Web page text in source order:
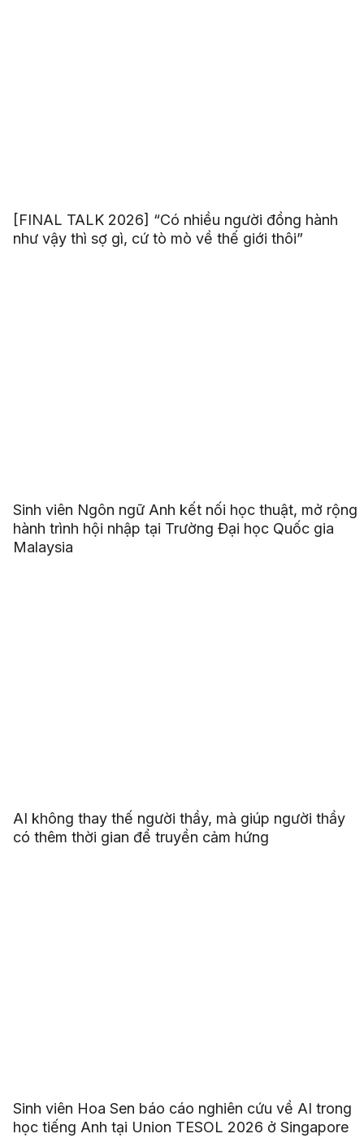
[FINAL TALK 2026] “Có nhiều người đồng hành
như vậy thì sợ gì, cứ tò mò về thế giới thôi”
Sinh viên Ngôn ngữ Anh kết nối học thuật, mở rộng
hành trình hội nhập tại Trường Đại học Quốc gia
Malaysia
AI không thay thế người thầy, mà giúp người thầy
có thêm thời gian để truyền cảm hứng
Sinh viên Hoa Sen báo cáo nghiên cứu về AI trong
học tiếng Anh tại Union TESOL 2026 ở Singapore